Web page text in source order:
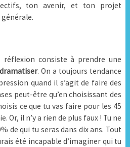
ton avenir, et ton projet
consiste à prendre une
. On a toujours tendance
quand il s’agit de faire des
peut-être qu’en choisissant des
ce que tu vas faire pour les 45
Or, il n’y a rien de plus faux ! Tu ne
de qui tu seras dans dix ans. Tout
été incapable d’imaginer qui tu